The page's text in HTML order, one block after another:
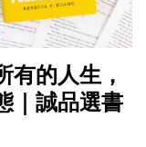
有的人生，
｜誠品選書